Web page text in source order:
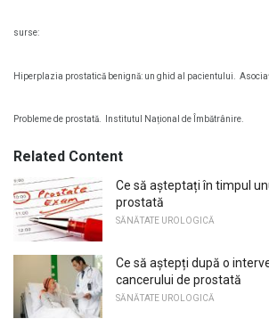
surse:
Hiperplazia prostatică benignă: un ghid al pacientului.
Probleme de prostată. Institutul Național de Îmbătrânire.
Related Content
Ce să așteptați în timpul
prostată
SĂNĂTATE UROLOGICĂ
Ce să aștepți după o
cancerului de prostată
SĂNĂTATE UROLOGICĂ